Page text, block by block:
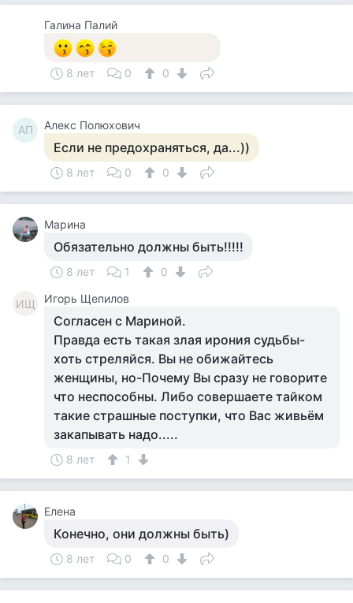
Галина Палий
8 лет 0 0
АП Алекс Полюхович
Если не предохраняться, да...))
8 лет 0 0
Марина
Обязательно должны быть!!!!!
8 лет 1 0
ИЩ Игорь Щепилов
Согласен с Мариной.
Правда есть такая злая ирония судьбы-
хоть стреляйся. Вы не обижайтесь
женщины, но-Почему Вы сразу не говорите
что неспособны. Либо совершаете тайком
такие страшные поступки, что Вас живьём
закапывать надо.....
8 лет 1
Елена
Конечно, они должны быть)
8 лет 0 0